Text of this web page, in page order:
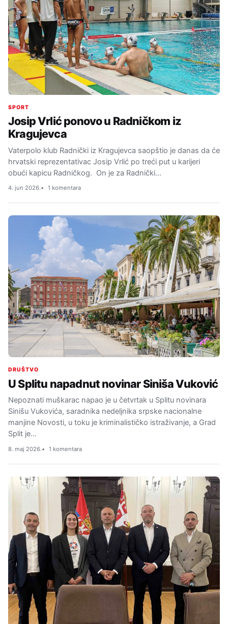
SPORT
Josip Vrlić ponovo u Radničkom iz
Kragujevca
Vaterpolo klub Radnički iz Kragujevca saopštio je danas da će
hrvatski reprezentativac Josip Vrlić po treći put u karijeri
obući kapicu Radničkog. On je za Radnički…
4. jun 2026. 1 komentara
DRUŠTVO
U Splitu napadnut novinar Siniša Vuković
Nepoznati muškarac napao je u četvrtak u Splitu novinara
Sinišu Vukovića, saradnika nedeljnika srpske nacionalne
manjine Novosti, u toku je kriminalističko istraživanje, a Grad
Split je…
8. maj 2026. 1 komentara